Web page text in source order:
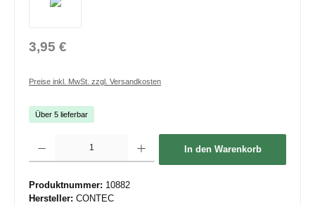
3,95 €
Preise inkl. MwSt. zzgl. Versandkosten
Über 5 lieferbar
In den Warenkorb
Produktnummer: 10882
Hersteller: CONTEC